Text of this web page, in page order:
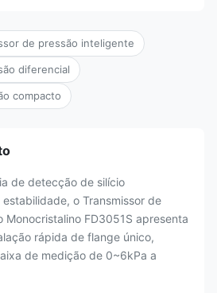
de pressão inteligente
diferencial
compacto
de detecção de silício
o Transmissor de
Monocristalino FD3051S apresenta
rápida de flange único,
de medição de 0~6kPa a